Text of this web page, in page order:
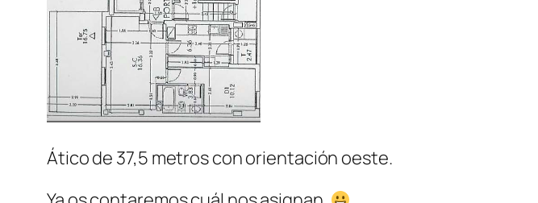
Ático de 37,5 metros con orientación oeste.